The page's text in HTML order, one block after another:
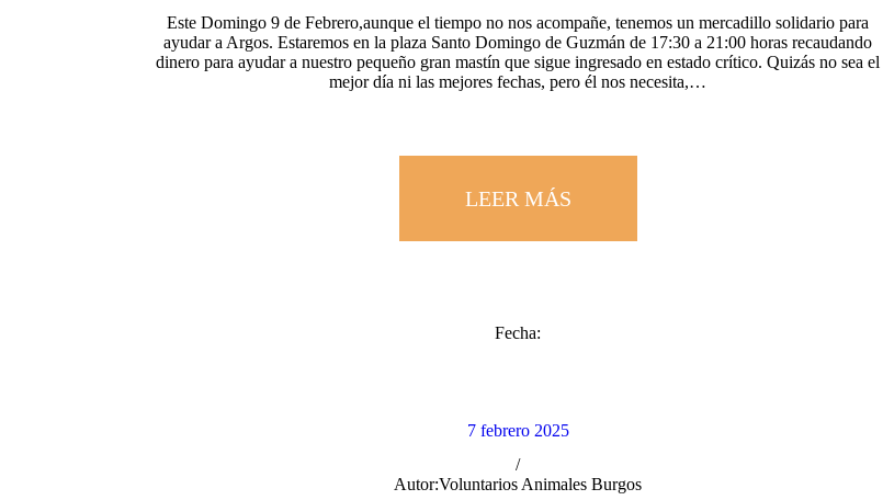
Este Domingo 9 de Febrero,aunque el tiempo no nos acompañe, tenemos un mercadillo solidario para
ayudar a Argos. Estaremos en la plaza Santo Domingo de Guzmán de 17:30 a 21:00 horas recaudando
dinero para ayudar a nuestro pequeño gran mastín que sigue ingresado en estado crítico. Quizás no sea el
mejor día ni las mejores fechas, pero él nos necesita,…
LEER MÁS
Fecha:
7 febrero 2025
Autor:Voluntarios Animales Burgos